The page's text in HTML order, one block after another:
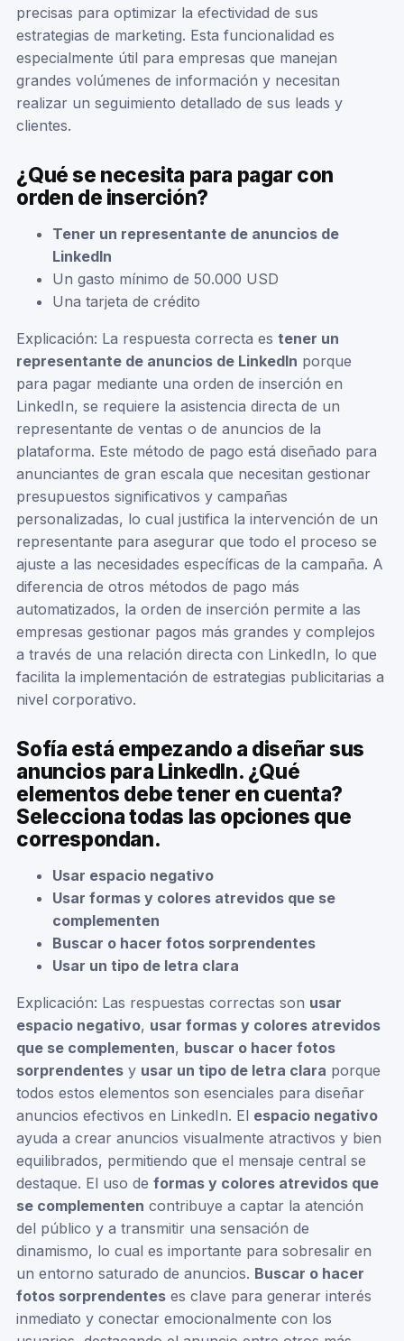
precisas para optimizar la efectividad de sus
estrategias de marketing. Esta funcionalidad es
especialmente útil para empresas que manejan
grandes volúmenes de información y necesitan
realizar un seguimiento detallado de sus leads y
clientes.
¿Qué se necesita para pagar con
orden de inserción?
Tener un representante de anuncios de
LinkedIn
Un gasto mínimo de 50.000 USD
Una tarjeta de crédito
Explicación: La respuesta correcta estener un
representante de anuncios de LinkedIn porque
para pagar mediante una orden de inserción en
LinkedIn, se requiere la asistencia directa de un
representante de ventas o de anuncios de la
plataforma. Este método de pago está diseñado para
anunciantes de gran escala que necesitan gestionar
presupuestos significativos y campañas
personalizadas, lo cual justifica la intervención de un
representante para asegurar que todo el proceso se
ajuste a las necesidades específicas de la campaña. A
diferencia de otros métodos de pago más
automatizados, la orden de inserción permite a las
empresas gestionar pagos más grandes y complejos
a través de una relación directa con LinkedIn, lo que
facilita la implementación de estrategias publicitarias a
nivel corporativo.
Sofía está empezando a diseñar sus
anuncios para LinkedIn. ¿Qué
elementos debe tener en cuenta?
Selecciona todas las opciones que
correspondan.
Usar espacio negativo
Usar formas y colores atrevidos que se
complementen
Buscar o hacer fotos sorprendentes
Usar un tipo de letra clara
Explicación: Las respuestas correctas son usar
espacio negativo, usar formas y colores atrevidos
que se complementen, buscar o hacer fotos
sorprendentes y usar un tipo de letra clara porque
todos estos elementos son esenciales para diseñar
anuncios efectivos en LinkedIn. El espacio negativo
ayuda a crear anuncios visualmente atractivos y bien
equilibrados, permitiendo que el mensaje central se
destaque. El uso deformas y colores atrevidos que
se complementen contribuye a captar la atención
del público y a transmitir una sensación de
dinamismo, lo cual es importante para sobresalir en
un entorno saturado de anuncios. Buscar o hacer
fotos sorprendentes es clave para generar interés
inmediato y conectar emocionalmente con los